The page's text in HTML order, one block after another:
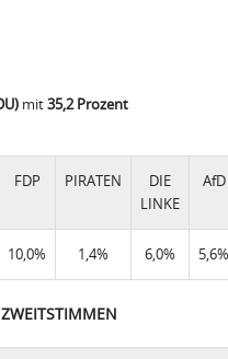
mit35,2 Prozent
FDP PIRATEN
DIE
LINKE
AfD
10,0% 1,4% 6,0% 5,6%